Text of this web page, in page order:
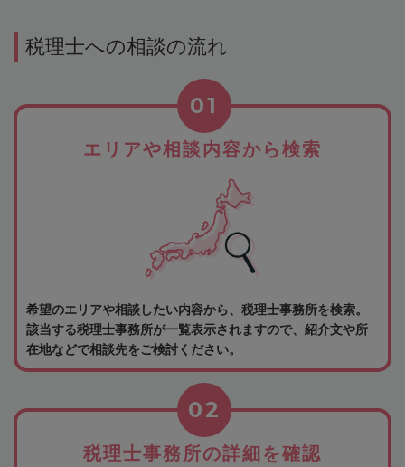
税理士への相談の流れ
エリアや相談内容から検索
01
希望のエリアや相談したい内容から、税理士事務所を検索。
該当する税理士事務所が一覧表示されますので、紹介文や所
在地などで相談先をご検討ください。
税理士事務所の詳細を確認
02